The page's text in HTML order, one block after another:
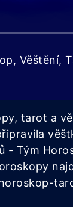
Věštění,
tarot a
- Tým